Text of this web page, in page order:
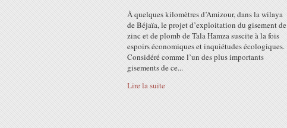
À quelques kilomètres d’Amizour, dans la wilaya
de Béjaïa, le projet d’exploitation du gisement de
zinc et de plomb de Tala Hamza suscite à la fois
espoirs économiques et inquiétudes écologiques.
Considéré comme l’un des plus importants
gisements de ce...
Lire la suite